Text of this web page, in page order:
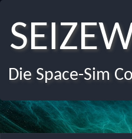
Die Space-Sim